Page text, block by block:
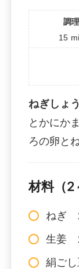
調
15
ねぎしょ
とかにか
ろの卵と
材料（2
ねぎ 1
生姜 1
絹ご